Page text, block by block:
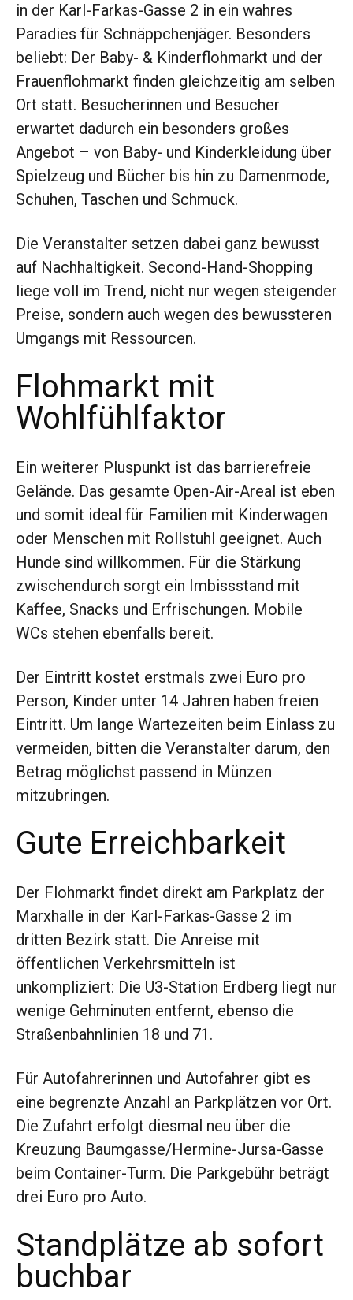
in der Karl-Farkas-Gasse 2 in ein wahres
Paradies für Schnäppchenjäger. Besonders
beliebt: Der Baby- & Kinderflohmarkt und der
Frauenflohmarkt finden gleichzeitig am selben
Ort statt. Besucherinnen und Besucher
erwartet dadurch ein besonders großes
Angebot – von Baby- und Kinderkleidung über
Spielzeug und Bücher bis hin zu Damenmode,
Schuhen, Taschen und Schmuck.
Die Veranstalter setzen dabei ganz bewusst
auf Nachhaltigkeit. Second-Hand-Shopping
liege voll im Trend, nicht nur wegen steigender
Preise, sondern auch wegen des bewussteren
Umgangs mit Ressourcen.
Flohmarkt mit
Wohlfühlfaktor
Ein weiterer Pluspunkt ist das barrierefreie
Gelände. Das gesamte Open-Air-Areal ist eben
und somit ideal für Familien mit Kinderwagen
oder Menschen mit Rollstuhl geeignet. Auch
Hunde sind willkommen. Für die Stärkung
zwischendurch sorgt ein Imbissstand mit
Kaffee, Snacks und Erfrischungen. Mobile
WCs stehen ebenfalls bereit.
Der Eintritt kostet erstmals zwei Euro pro
Person, Kinder unter 14 Jahren haben freien
Eintritt. Um lange Wartezeiten beim Einlass zu
vermeiden, bitten die Veranstalter darum, den
Betrag möglichst passend in Münzen
mitzubringen.
Gute Erreichbarkeit
Der Flohmarkt findet direkt am Parkplatz der
Marxhalle in der Karl-Farkas-Gasse 2 im
dritten Bezirk statt. Die Anreise mit
öffentlichen Verkehrsmitteln ist
unkompliziert: Die U3-Station Erdberg liegt nur
wenige Gehminuten entfernt, ebenso die
Straßenbahnlinien 18 und 71.
Für Autofahrerinnen und Autofahrer gibt es
eine begrenzte Anzahl an Parkplätzen vor Ort.
Die Zufahrt erfolgt diesmal neu über die
Kreuzung Baumgasse/Hermine-Jursa-Gasse
beim Container-Turm. Die Parkgebühr beträgt
drei Euro pro Auto.
Standplätze ab sofort
buchbar